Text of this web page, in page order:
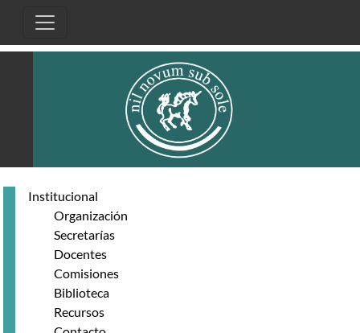
Institucional
Organización
Secretarías
Docentes
Comisiones
Biblioteca
Recursos